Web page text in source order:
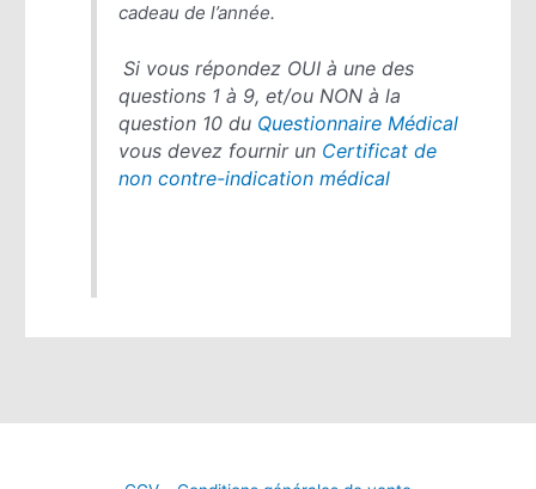
cadeau de l’année.
Si vous répondez OUI à une des
questions 1 à 9, et/ou NON à la
question 10 du Questionnaire Médical
vous devez fournir un Certificat de
non contre-indication médical